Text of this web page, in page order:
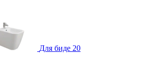
Для биде 20